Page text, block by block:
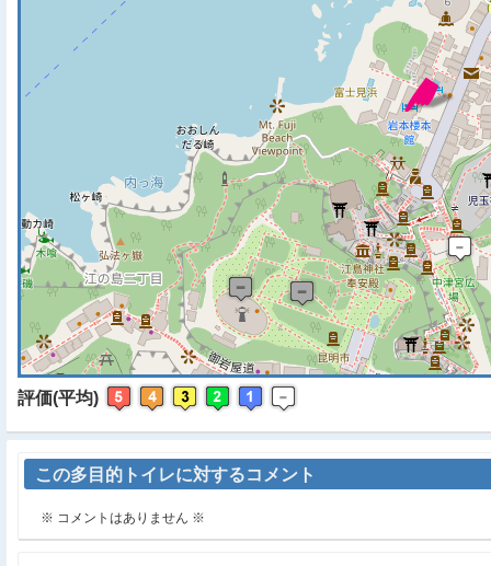
※ マップを検索、表示中
評価(平均)
この多目的トイレに対するコメント
※ コメントはありません ※